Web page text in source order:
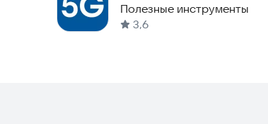
Полезные инструменты
3,6